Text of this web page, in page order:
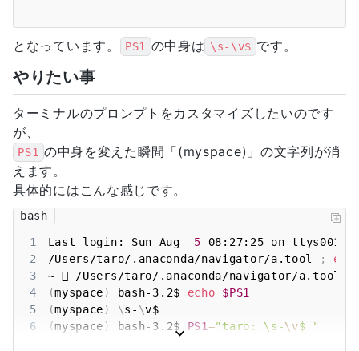
となっています。 PS1 の中身は \s-\v$ です。
やりたい事
ターミナルのプロンプトをカスタマイズしたいのです
が、
PS1 の中身を変えた瞬間「(myspace)」の文字列が消
えます。
具体的にはこんな感じです。
bash
1 Last login: Sun Aug 5
2
/Users/taro/.anaconda/navigator/a.tool ;
3
~  /Users/taro/.anaconda/navigator/a.tool
4
(myspace) bash-3.2$ echo
$PS1
5
(myspace) \s- \
6
(myspace ) bash-3.2$ PS1="taro: \s-\v$ "